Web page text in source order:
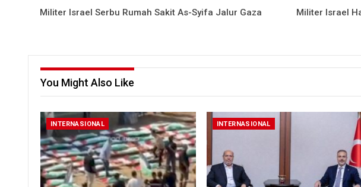
Militer Israel Serbu Rumah Sakit As-Syifa Jalur Gaza
Militer Israel
You Might Also Like
INTERNASIONAL INTERNASIONAL